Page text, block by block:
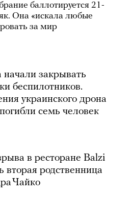
баллотируется 21-
Она «искала любые
за мир
закрывать
беспилотников.
украинского дрона
семь человек
в ресторане Balzi
вторая родственница
Чайко